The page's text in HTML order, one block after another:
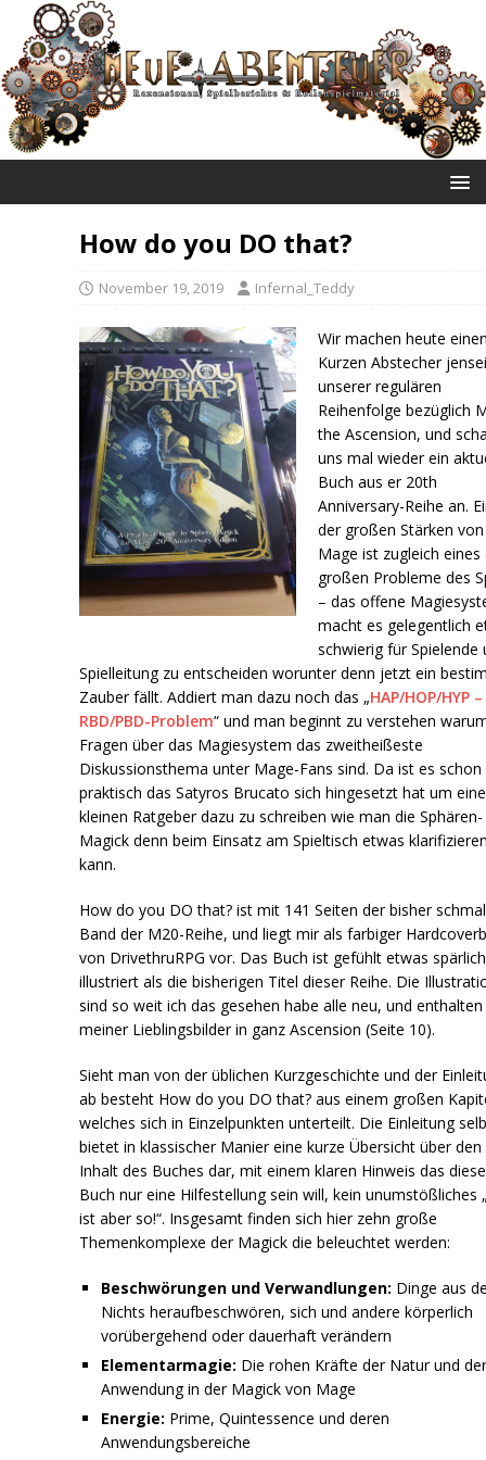
How do you DO that?
November 19, 2019 Infernal_Teddy
Wir machen heute
Kurzen Abstecher
unserer regulären
Reihenfolge bezüglich
the Ascension, und
uns mal wieder ein
Buch aus er 20th
Anniversary-Reihe an.
der großen Stärken von
Mage ist zugleich eines
großen Probleme des
– das offene
macht es gelegentlich
schwierig für Spielende
Spielleitung zu entscheiden worunter denn jetzt ein
Zauber fällt. Addiert man dazu noch das „HAP/HOP/HYP –
RBD/PBD-Problem“ und man beginnt zu verstehen
Fragen über das Magiesystem das zweitheißeste
Diskussionsthema unter Mage-Fans sind. Da ist es schon
praktisch das Satyros Brucato sich hingesetzt hat um
kleinen Ratgeber dazu zu schreiben wie man die Sphären-
Magick denn beim Einsatz am Spieltisch etwas
kann.
How do you DO that? ist mit 141 Seiten der bisher
Band der M20-Reihe, und liegt mir als farbiger
von DrivethruRPG vor. Das Buch ist gefühlt etwas
illustriert als die bisherigen Titel dieser Reihe. Die
sind so weit ich das gesehen habe alle neu, und
meiner Lieblingsbilder in ganz Ascension (Seite 10).
Sieht man von der üblichen Kurzgeschichte und der
ab besteht How do you DO that? aus einem großen
welches sich in Einzelpunkten unterteilt. Die Einleitung
bietet in klassischer Manier eine kurze Übersicht über den
Inhalt des Buches dar, mit einem klaren Hinweis das
Buch nur eine Hilfestellung sein will, kein unumstößliches
ist aber so!“. Insgesamt finden sich hier zehn große
Themenkomplexe der Magick die beleuchtet werden:
Beschwörungen und Verwandlungen: Dinge aus
Nichts heraufbeschwören, sich und andere körperlich
vorübergehend oder dauerhaft verändern
Elementarmagie: Die rohen Kräfte der Natur und
Anwendung in der Magick von Mage
Energie: Prime, Quintessence und deren
Anwendungsbereiche